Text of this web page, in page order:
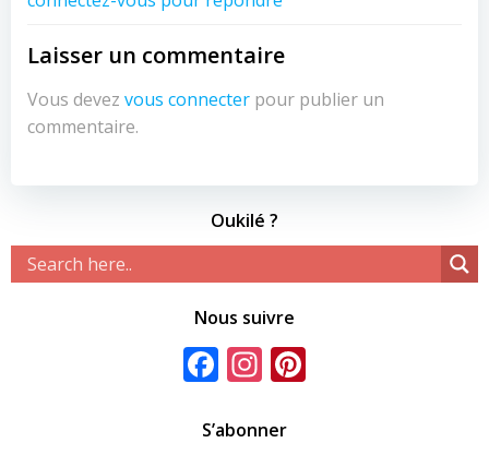
Laisser un commentaire
Vous devez vous connecter pour publier un
commentaire.
Oukilé ?
Nous suivre
Facebook
Instagram
S’abonner